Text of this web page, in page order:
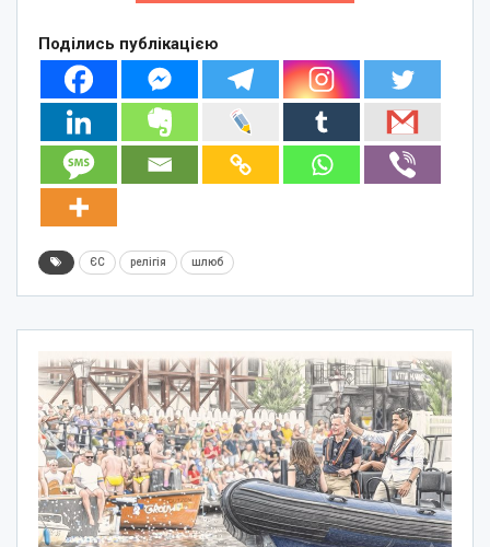
Поділись публікацією
ЄС релігія шлюб